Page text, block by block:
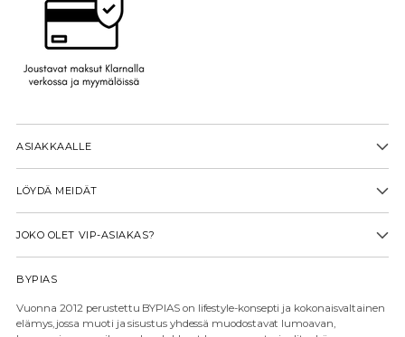
ASIAKKAALLE
LÖYDÄ MEIDÄT
JOKO OLET VIP-ASIAKAS?
BYPIAS
Vuonna 2012 perustettu BYPIAS on lifestyle-konsepti ja kokonaisvaltainen
elämys, jossa muoti ja sisustus yhdessä muodostavat lumoavan,